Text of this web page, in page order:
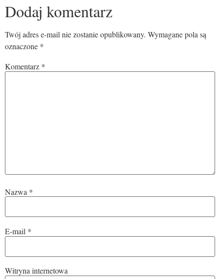
Dodaj komentarz
Twój adres e-mail nie zostanie opublikowany. Wymagane pola są
oznaczone *
Komentarz *
Nazwa *
E-mail *
Witryna internetowa